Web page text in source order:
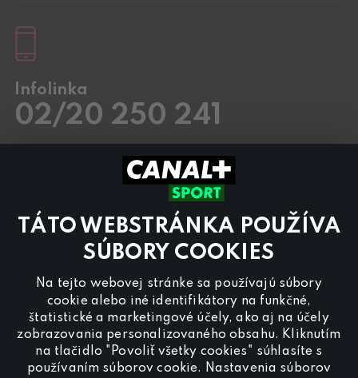
TÁTO WEBSTRÁNKA POUŽÍVA
SÚBORY COOKIES
Na tejto webovej stránke sa používajú súbory
cookie alebo iné identifikátory na funkčné,
štatistické a marketingové účely, ako aj na účely
zobrazovania personalizovaného obsahu. Kliknutím
na tlačidlo "Povoliť všetky cookies" súhlasíte s
používaním súborov cookie. Nastavenia súborov
Infolinka
02/20 250 241
8.00 – 18:00
Preinzerciu na programe CANAL+ Sportnás
kontaktujte nareklama@canalplus.cz
Našu redakciu kontaktujete na
redakce@canalplus.cz